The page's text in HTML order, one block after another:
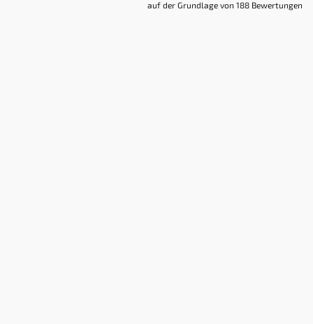
auf der Grundlage von 188 Bewertungen